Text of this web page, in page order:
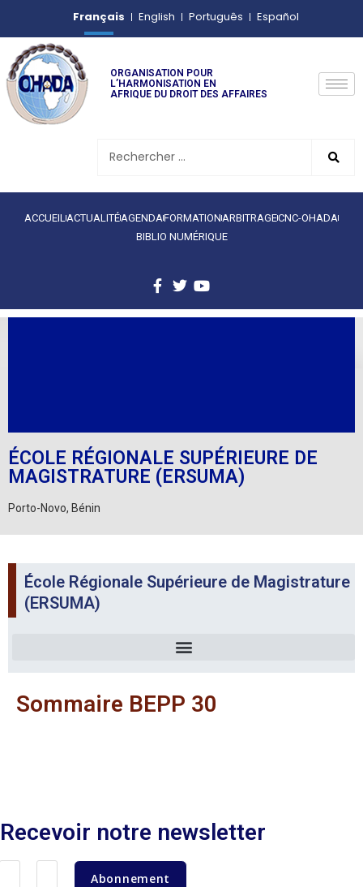
Français English Português Español
ORGANISATION POUR
L’HARMONISATION EN
AFRIQUE DU DROIT DES AFFAIRES
ACCUEIL ACTUALITÉAGENDAFORMATION ARBITRAGECNC-OHADA
BIBLIO NUMÉRIQUE
ÉCOLE RÉGIONALE SUPÉRIEURE DE
MAGISTRATURE (ERSUMA)
Porto-Novo, Bénin
École Régionale Supérieure de Magistrature
(ERSUMA)
Sommaire BEPP 30
Recevoir notre newsletter
Abonnement